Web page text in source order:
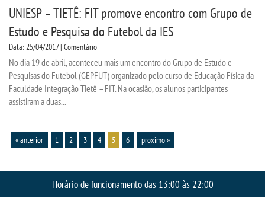
UNIESP – TIETÊ: FIT promove encontro com Grupo de
Estudo e Pesquisa do Futebol da IES
Data: 25/04/2017 | Comentário
No dia 19 de abril, aconteceu mais um encontro do Grupo de Estudo e
Pesquisas do Futebol (GEPFUT) organizado pelo curso de Educação Física da
Faculdade Integração Tietê – FIT. Na ocasião, os alunos participantes
assistiram a duas...
« anterior 1 2 3 4 5 6 proximo »
Horário de funcionamento das 13:00 às 22:00